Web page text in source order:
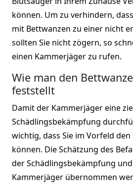
können. Um zu verhindern,
mit Bettwanzen zu einer nicht
sollten Sie nicht zögern, so
einen Kammerjäger zu rufen.
Wie man den
feststellt
Damit der Kammerjäger eine
Schädlingsbekämpfung
wichtig, dass Sie im Vorfeld
können. Die Schätzung des
der Schädlingsbekämpfung
Kammerjäger übernommen